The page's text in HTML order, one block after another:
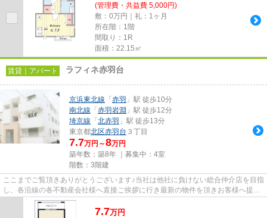
(管理費・共益費 5,000円)
敷：0万円｜礼：1ヶ月
所在階：1階
間取り：1R
面積：22.15㎡
賃貸｜アパート ラフィネ赤羽台
京浜東北線 「 赤羽 」駅 徒歩10分
南北線 「 赤羽岩淵 」駅 徒歩12分
埼京線 「 北赤羽 」駅 徒歩13分
東京都北区赤羽台 ３丁目
7.7万円～8万円
築年数：築8年 ｜募集中： 4室
階数：3階建
ここまでご覧頂きありがとうございます♪当社は他社に負けない総合仲介店を目指
し、各沿線の各不動産会社様へ直接ご挨拶に行き最新の物件を頂きお客様へ提供
しております！最新の情報は...
7.7万円